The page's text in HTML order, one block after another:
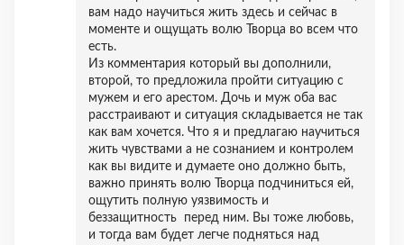
вам надо научиться жить здесь и сейчас в
моменте и ощущать волю Творца во всем что
есть.
Из комментария который вы дополнили,
второй, то предложила пройти ситуацию с
мужем и его арестом. Дочь и муж оба вас
расстраивают и ситуация складывается не так
как вам хочется. Что я и предлагаю научиться
жить чувствами а не сознанием и контролем
как вы видите и думаете оно должно быть,
важно принять волю Творца подчиниться ей,
ощутить полную уязвимость и
беззащитность перед ним. Вы тоже любовь,
и тогда вам будет легче подняться над